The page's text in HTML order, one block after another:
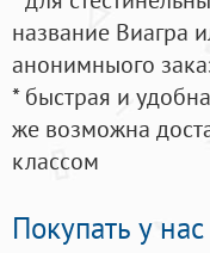
название Виагра
анонимныого
* быстрая и
же возможна
классом
Покупать у